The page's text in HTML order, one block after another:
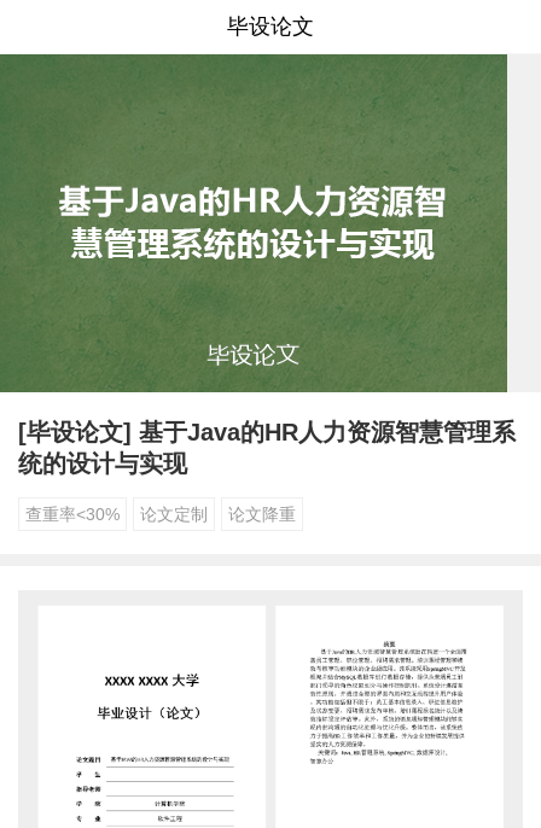
毕设论文
[毕设论文] 基于Java的HR人力资源智慧管理系
统的设计与实现
查重率<30% 论文定制 论文降重